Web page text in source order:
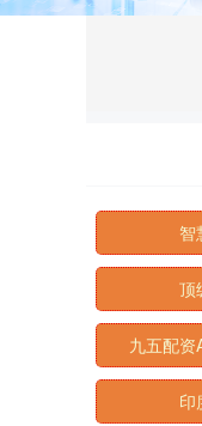
智
顶
九五配资
印